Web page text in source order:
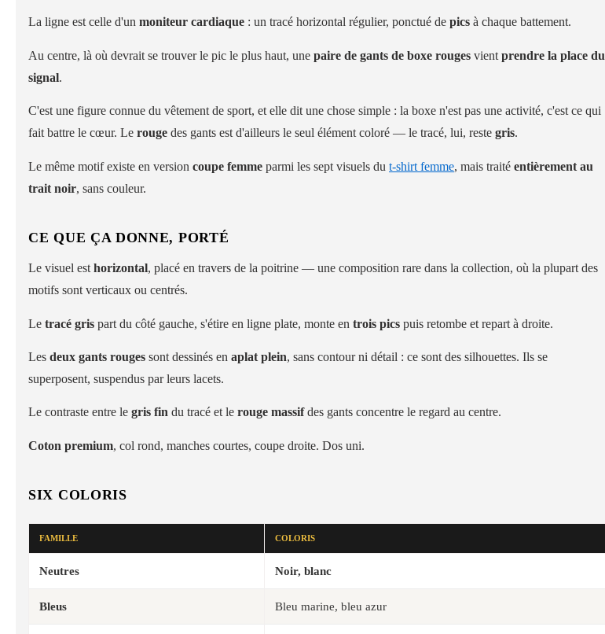
La ligne est celle d'un moniteur cardiaque : un tracé horizontal régulier, ponctué de pics à chaque battement.
Au centre, là où devrait se trouver le pic le plus haut, une paire de gants de boxe rouges vient prendre la place du
signal.
C'est une figure connue du vêtement de sport, et elle dit une chose simple : la boxe n'est pas une activité, c'est ce qui
fait battre le cœur. Le rouge des gants est d'ailleurs le seul élément coloré — le tracé, lui, reste gris.
Le même motif existe en version coupe femme parmi les sept visuels du t-shirt femme, mais traité entièrement au
trait noir, sans couleur.
CE QUE ÇA DONNE, PORTÉ
Le visuel est horizontal, placé en travers de la poitrine — une composition rare dans la collection, où la plupart des
motifs sont verticaux ou centrés.
Le tracé gris part du côté gauche, s'étire en ligne plate, monte en trois pics puis retombe et repart à droite.
Les deux gants rouges sont dessinés en aplat plein, sans contour ni détail : ce sont des silhouettes. Ils se
superposent, suspendus par leurs lacets.
Le contraste entre le gris fin du tracé et le rouge massifdes gants concentre le regard au centre.
Coton premium, col rond, manches courtes, coupe droite. Dos uni.
SIX COLORIS
FAMILLE COLORIS
Neutres Noir, blanc
Bleus Bleu marine, bleu azur